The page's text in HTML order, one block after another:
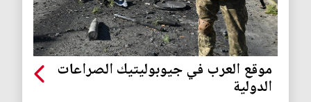
موقع العرب في جيوبوليتيك الصراعات
الدولية